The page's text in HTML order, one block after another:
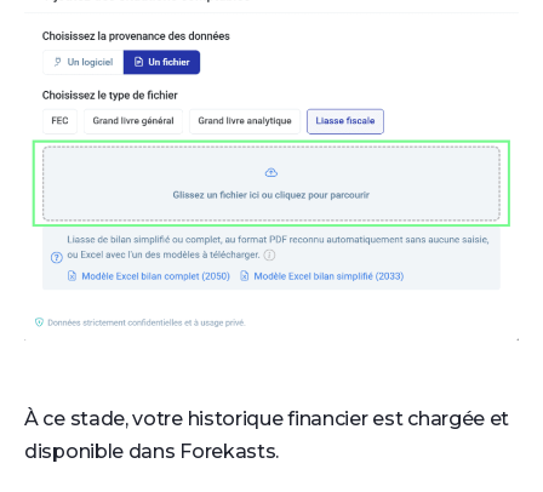
À ce stade, votre historique financier est chargée et
disponible dans Forekasts.